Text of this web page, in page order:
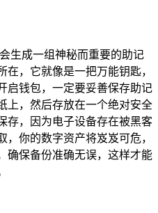
生成一组神秘而重要的助记
，它就像是一把万能钥匙，
启钱包，一定要妥善保存助记
上，然后存放在一个绝对安全
存，因为电子设备存在被黑客
你的数字资产将岌岌可危，
确保备份准确无误，这样才能